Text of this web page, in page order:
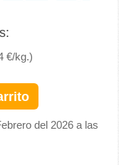
€/kg.)
del 2026 a las